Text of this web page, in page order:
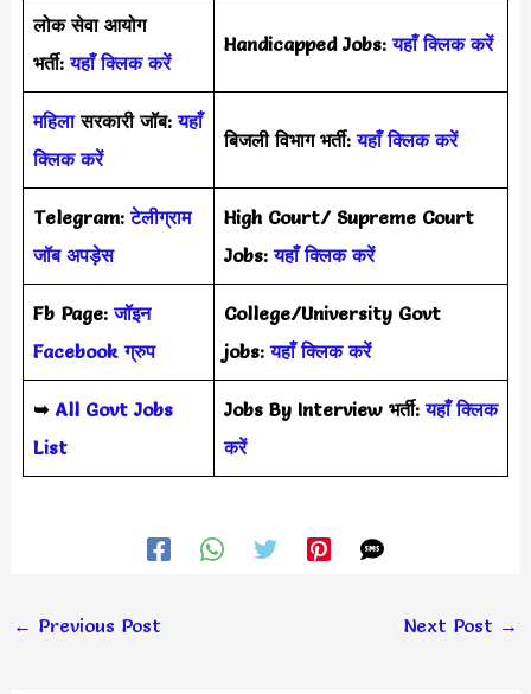
लोक सेवा आयोग
भर्ती:यहाँ क्लिक करें
Handicapped Jobs:यहाँ क्लिक करें
महिलासरकारी जॉब:यहाँ
क्लिक करें
बिजली विभाग भर्ती:यहाँ क्लिक करें
Telegram:टेलीग्राम
जॉब अपड़ेस
High Court/ Supreme Court
Jobs:यहाँ क्लिक करें
Fb Page:जॉइन
Facebook ग्रुप
College/University Govt
jobs:यहाँ क्लिक करें
➥ All Govt Jobs
List
Jobs By Interview भर्ती:यहाँ क्लिक
करें
← Previous Post Next Post →